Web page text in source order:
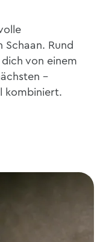
Schaan. Rund
von einem
–
kombiniert.